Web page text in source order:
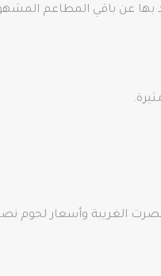
بها عن باقي المطاعم
الغريبة وأسعار لحوم